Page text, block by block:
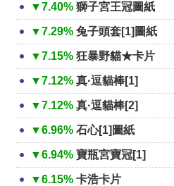
▼7.40% 獅子宮王冠圖紙
▼7.29% 兔子頭套[1]圖紙
▼7.15% 狂暴野貓★卡片
▼7.12% 真·逗貓棒[1]
▼7.12% 真·逗貓棒[2]
▼6.96% 石心[1]圖紙
▼6.94% 寶瓶宮寶冠[1]
▼6.15% 卡浩卡片